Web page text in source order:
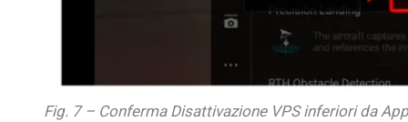
Fig. 7 – Conferma Disattivazione VPS inferiori da